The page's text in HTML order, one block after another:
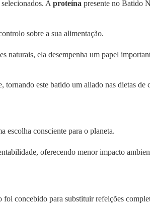
A proteína presente no Batido
sobre a sua alimentação.
naturais, ela desempenha um papel
este batido um aliado nas dietas de
escolha consciente para o planeta.
oferecendo menor impacto
concebido para substituir refeições